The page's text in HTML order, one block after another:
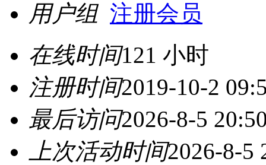
用户组 注册会员
在线时间121 小时
注册时间2019-10-2
最后访问2026-8-5
上次活动时间2026-8-5